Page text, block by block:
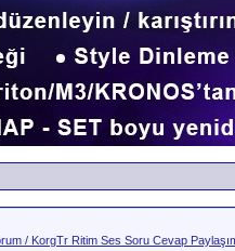
/ KorgTr Ritim Ses Soru Cevap